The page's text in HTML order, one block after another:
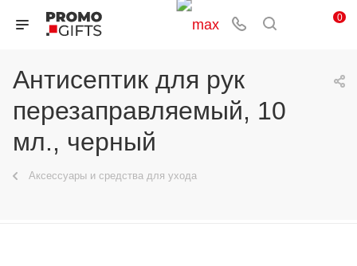
0
Антисептик для рук
перезаправляемый, 10
мл., черный
Аксессуары и средства для ухода